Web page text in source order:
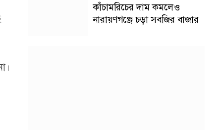
কাঁচামরিচের দাম কমলেও
নারায়ণগঞ্জে চড়া সবজির বাজার